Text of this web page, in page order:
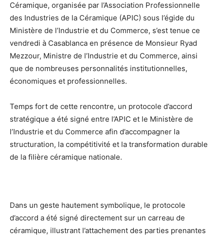
Céramique, organisée par l’Association Professionnelle
des Industries de la Céramique (APIC) sous l’égide du
Ministère de l’Industrie et du Commerce, s’est tenue ce
vendredi à Casablanca en présence de Monsieur Ryad
Mezzour, Ministre de l’Industrie et du Commerce, ainsi
que de nombreuses personnalités institutionnelles,
économiques et professionnelles.
Temps fort de cette rencontre, un protocole d’accord
stratégique a été signé entre l’APIC et le Ministère de
l’Industrie et du Commerce afin d’accompagner la
structuration, la compétitivité et la transformation durable
de la filière céramique nationale.
Dans un geste hautement symbolique, le protocole
d’accord a été signé directement sur un carreau de
céramique, illustrant l’attachement des parties prenantes